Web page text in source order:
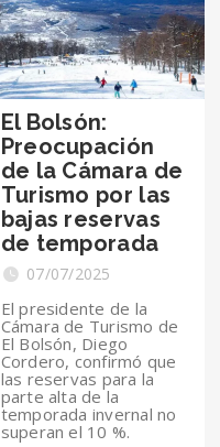
El Bolsón:
Preocupación
de la Cámara de
Turismo por las
bajas reservas
de temporada
07/07/2025
El presidente de la
Cámara de Turismo de
El Bolsón, Diego
Cordero, confirmó que
las reservas para la
parte alta de la
temporada invernal no
superan el 10 %.